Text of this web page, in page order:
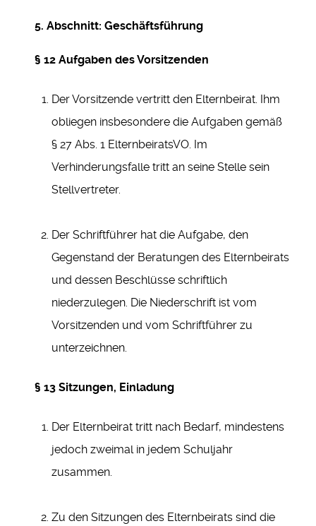
5. Abschnitt: Geschäftsführung
§ 12 Aufgaben des Vorsitzenden
Der Vorsitzende vertritt den Elternbeirat. Ihm
obliegen insbesondere die Aufgaben gemäß
§ 27 Abs. 1 ElternbeiratsVO. Im
Verhinderungsfalle tritt an seine Stelle sein
Stellvertreter.
Der Schriftführer hat die Aufgabe, den
Gegenstand der Beratungen des Elternbeirats
und dessen Beschlüsse schriftlich
niederzulegen. Die Niederschrift ist vom
Vorsitzenden und vom Schriftführer zu
unterzeichnen.
§ 13 Sitzungen, Einladung
Der Elternbeirat tritt nach Bedarf, mindestens
jedoch zweimal in jedem Schuljahr
zusammen.
Zu den Sitzungen des Elternbeirats sind die